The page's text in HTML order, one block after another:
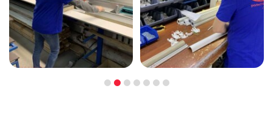
Я ознакомлен и согласен сполитикой об обработке
персональных данных
Поле обязательно для заполнения
Я ознакомлен и согласен сполитикой об обработке
персональных данных